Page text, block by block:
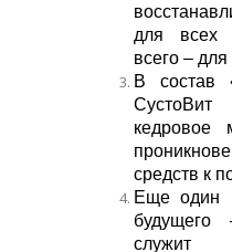
для всех
всего –
В состав
кедровое
средств к
Еще один
служит